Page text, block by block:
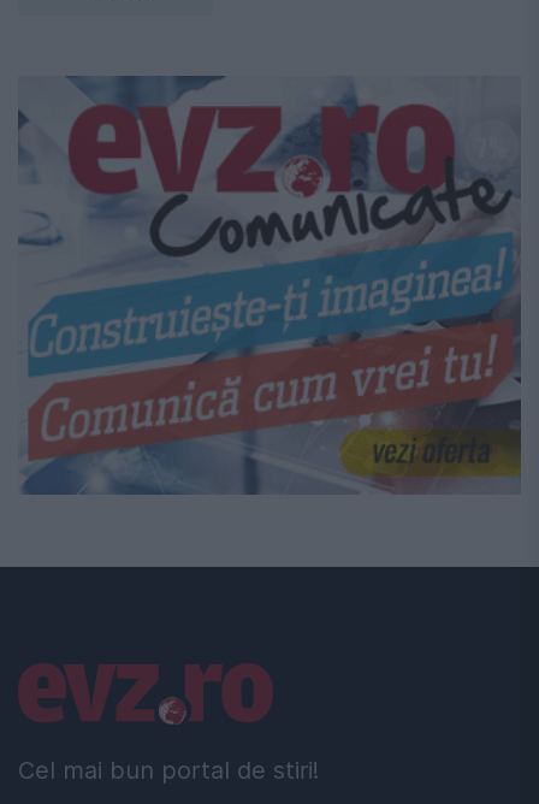
Cel mai bun portal de stiri!
Linkuri utile